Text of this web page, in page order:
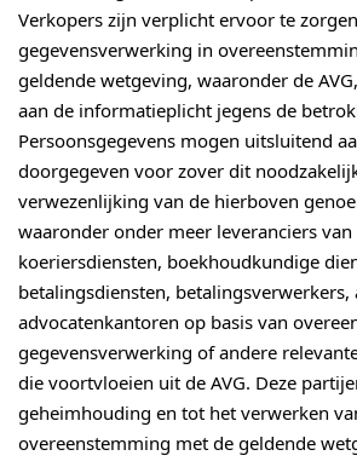
Verkopers zijn verplicht ervoor te
gegevensverwerking in
geldende wetgeving, waaronder de
aan de informatieplicht jegens de
Persoonsgegevens mogen uitsluitend
doorgegeven voor zover dit
verwezenlijking van de hierboven
waaronder onder meer leveranciers van
koeriersdiensten, boekhoudkundige
betalingsdiensten, betalingsverwerkers,
advocatenkantoren op basis van
gegevensverwerking of andere
die voortvloeien uit de AVG. Deze
geheimhouding en tot het verwerken
overeenstemming met de geldende